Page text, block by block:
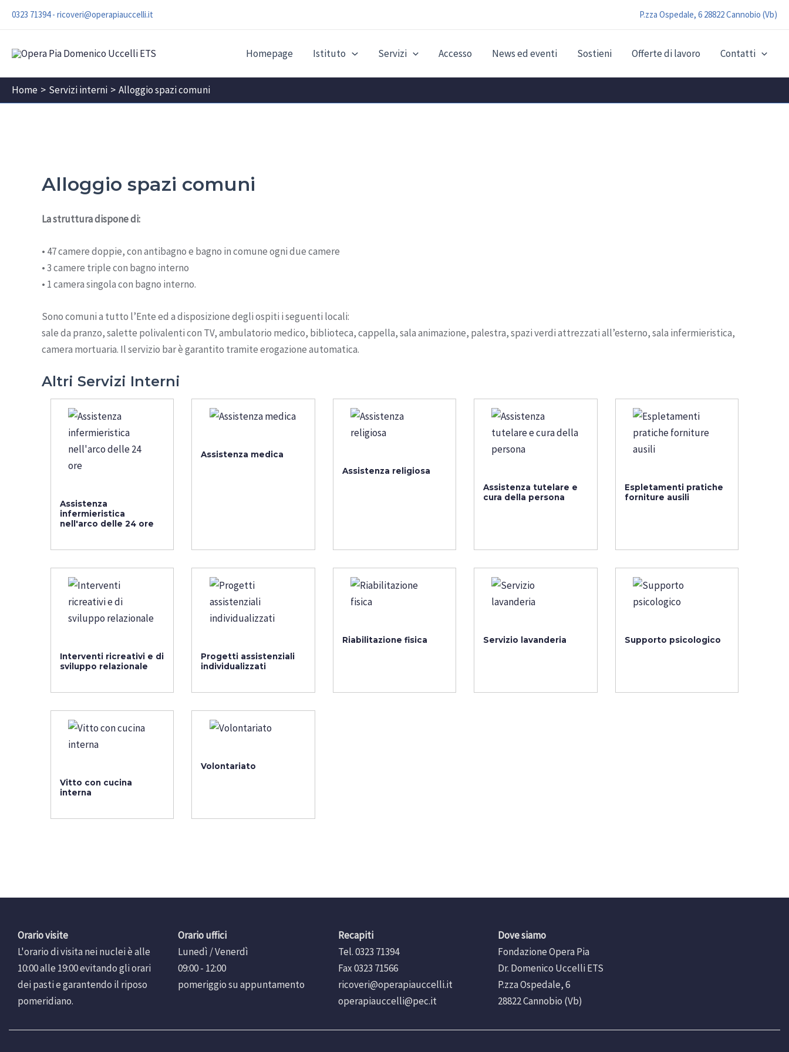
0323 71394- ricoveri@operapiauccelli.it P.zza Ospedale, 6 28822 Cannobio (Vb)
Homepage Istituto Servizi Accesso News ed eventi Sostieni Offerte di lavoro Contatti
Home Servizi interni Alloggio spazi comuni
Alloggio spazi comuni
La struttura dispone di:
• 47 camere doppie, con antibagno e bagno in comune ogni due camere
• 3 camere triple con bagno interno
• 1 camera singola con bagno interno.
Sono comuni a tutto l’Ente ed a disposizione degli ospiti i seguenti locali:
sale da pranzo, salette polivalenti con TV, ambulatorio medico, biblioteca, cappella, sala animazione, palestra, spazi verdi attrezzati all’esterno, sala infermieristica,
camera mortuaria. Il servizio bar è garantito tramite erogazione automatica.
Altri Servizi Interni
Assistenza
infermieristica
nell'arco delle 24 ore
Assistenza medica
Assistenza religiosa
Assistenza tutelare e
cura della persona
Espletamenti pratiche
forniture ausili
Interventi ricreativi e di
sviluppo relazionale
Progetti assistenziali
individualizzati
Riabilitazione fisica Servizio lavanderia Supporto psicologico
Vitto con cucina
interna
Volontariato
Orario visite
L'orario di visita nei nuclei è alle
10:00 alle 19:00 evitando gli orari
dei pasti e garantendo il riposo
pomeridiano.
Orario uffici
Lunedì / Venerdì
09:00 - 12:00
pomeriggio su appuntamento
Recapiti
Tel. 0323 71394
Fax 0323 71566
ricoveri@operapiauccelli.it
operapiauccelli@pec.it
Dove siamo
Fondazione Opera Pia
Dr. Domenico Uccelli ETS
P.zza Ospedale, 6
28822 Cannobio (Vb)